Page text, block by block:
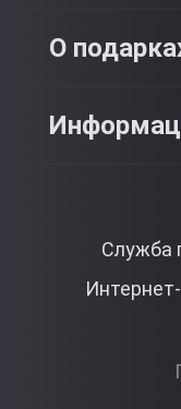
О
Служба